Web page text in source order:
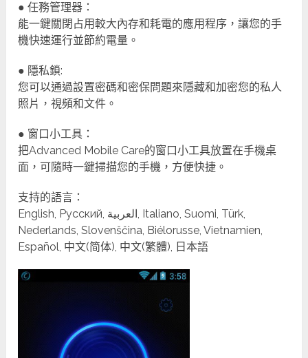
● 任務管理器：
能一鍵關閉占用較大內存和耗電的應用程序，讓您的手
機快速運行並節約電量。
● 隱私鎖:
您可以通過設置密碼和密保問題來隱藏和加密您的私人
照片，視頻和文件。
● 窗口小工具：
把Advanced Mobile Care的窗口小工具放置在手機桌
面，可隨時一鍵掃描您的手機，方便快捷。
支持的語言：
English, Русский, العربية, Italiano, Suomi, Türk,
Nederlands, Slovenščina, Biélorusse, Vietnamien,
Español, 中文(简体), 中文(繁體), 日本語